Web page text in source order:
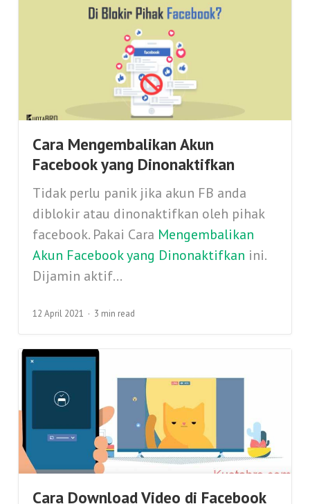
Cara Mengembalikan Akun
Facebook yang Dinonaktifkan
Tidak perlu panik jika akun FB anda
diblokir atau dinonaktifkan oleh pihak
facebook. Pakai Cara Mengembalikan
Akun Facebook yang Dinonaktifkan ini.
Dijamin aktif...
12 April 2021 3 min read
Cara Download Video di Facebook